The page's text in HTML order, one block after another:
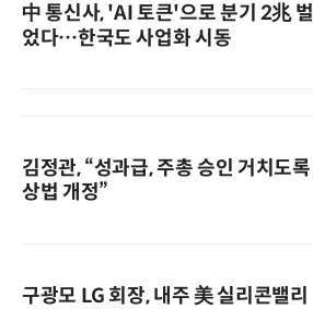
中 통신사, 'AI 토큰'으로 분기 2兆 벌
었다…한국도 사업화 시동
김정관, “성과급, 주총 승인 거치도록
상법 개정”
구광모 LG 회장, 내주 美 실리콘밸리